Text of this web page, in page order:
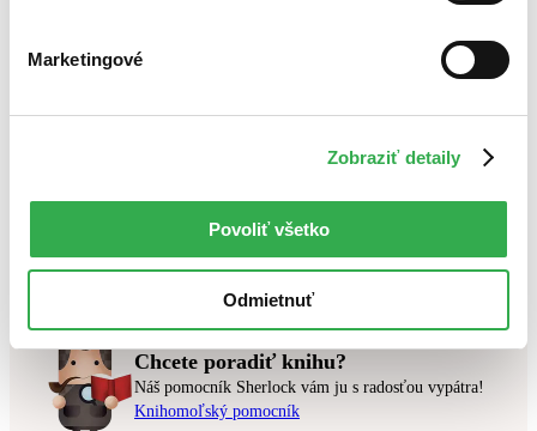
Marketingové
Zobraziť detaily
Povoliť všetko
Odmietnuť
Novinky
Vydavateľstvo Presco Group
Nebol nájdenýžiadny titulvyhovujúci zadaným podmienkam.
Skúste prosím zmeniť vyhľadávaný výraz.
Chcete poradiť knihu?
Náš pomocník Sherlock vám ju s radosťou vypátra!
Knihomoľský pomocník